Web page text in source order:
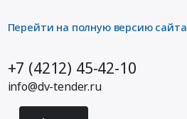
Перейти на полную версию сайта
+7 (4212) 45-42-10
info@dv-tender.ru